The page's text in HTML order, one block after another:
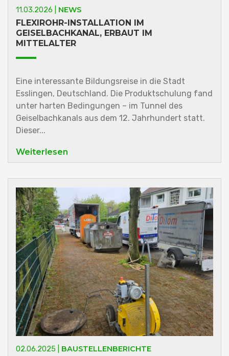
11.03.2026 | NEWS
FLEXIROHR-INSTALLATION IM
GEISELBACHKANAL, ERBAUT IM
MITTELALTER
Eine interessante Bildungsreise in die Stadt
Esslingen, Deutschland. Die Produktschulung fand
unter harten Bedingungen – im Tunnel des
Geiselbachkanals aus dem 12. Jahrhundert statt.
Dieser...
Weiterlesen
02.06.2025 | BAUSTELLENBERICHTE